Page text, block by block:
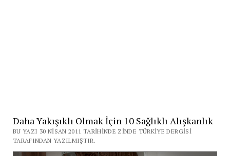
Daha Yakışıklı Olmak İçin 10 Sağlıklı Alışkanlık
BU YAZI 30 NISAN 2011 TARIHINDE ZINDE TÜRKIYE DERGISI
TARAFINDAN YAZILMIŞTIR.